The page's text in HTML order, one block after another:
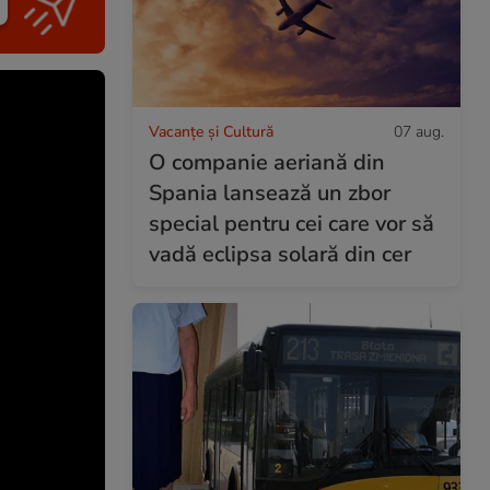
Vacanțe și Cultură 07 aug.
O companie aeriană din
Spania lansează un zbor
special pentru cei care vor să
vadă eclipsa solară din cer